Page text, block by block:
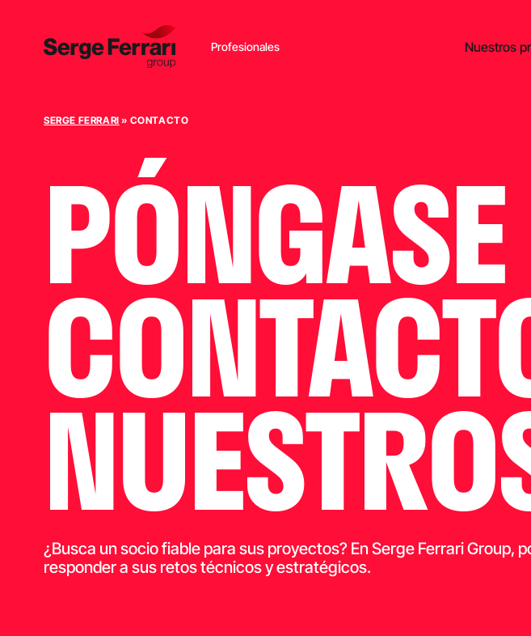
Profesionales Nuestros
SERGE FERRARI » CONTACTO
¿Busca un socio fiable para sus proyectos? En Serge Ferrari
responder a sus retos técnicos y estratégicos.